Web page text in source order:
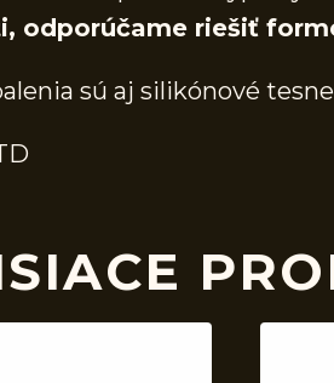
odporúčame riešiť
sú aj silikónové